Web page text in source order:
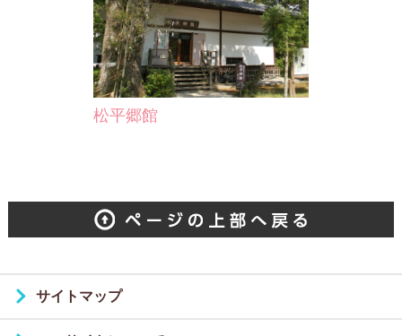
松平郷館
サイトマップ